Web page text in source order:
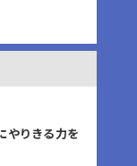
やりきる力を